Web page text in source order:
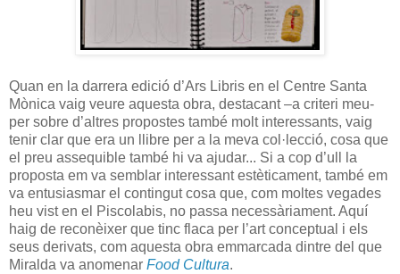
Quan en la darrera edició d’Ars Libris en el Centre Santa
Mònica vaig veure aquesta obra, destacant –a criteri meu-
per sobre d’altres propostes també molt interessants, vaig
tenir clar que era un llibre per a la meva col·lecció, cosa que
el preu assequible també hi va ajudar... Si a cop d’ull la
proposta em va semblar interessant estèticament, també em
va entusiasmar el contingut cosa que, com moltes vegades
heu vist en el Piscolabis, no passa necessàriament. Aquí
haig de reconèixer que tinc flaca per l’art conceptual i els
seus derivats, com aquesta obra emmarcada dintre del que
Miralda va anomenar Food Cultura.